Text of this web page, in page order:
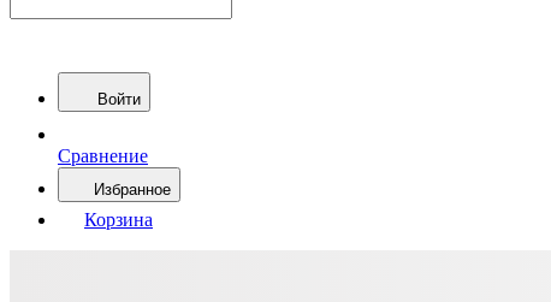
Войти
Сравнение
Избранное
Корзина